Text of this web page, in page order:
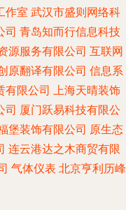
作室 武汉市盛则网络科
司 青岛知而行信息科技
源服务有限公司 互联网
原翻译有限公司 信息系
有限公司 上海天晴装饰
司 厦门跃易科技有限公
堡装饰有限公司 原生态
连云港达之木商贸有限
气体仪表 北京亨利历峰